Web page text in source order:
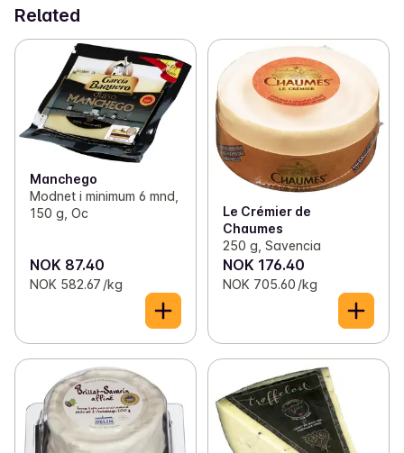
Related
Manchego
Modnet i minimum 6 mnd,
150 g, Oc
NOK 87.40
NOK 582.67 /kg
Le Crémier de
Chaumes
250 g, Savencia
NOK 176.40
NOK 705.60 /kg